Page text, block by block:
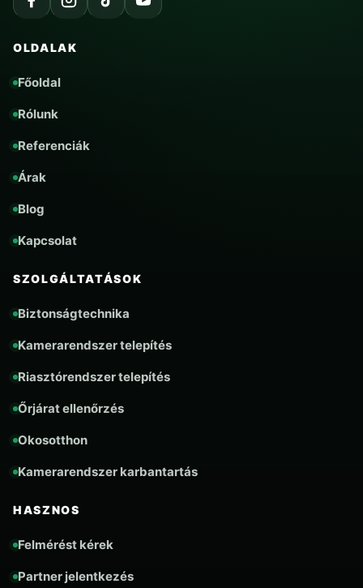
OLDALAK
Főoldal
Rólunk
Referenciák
Árak
Blog
Kapcsolat
SZOLGÁLTATÁSOK
Biztonságtechnika
Kamerarendszer telepítés
Riasztórendszer telepítés
Őrjárat ellenőrzés
Okosotthon
Kamerarendszer karbantartás
HASZNOS
Felmérést kérek
Partner jelentkezés